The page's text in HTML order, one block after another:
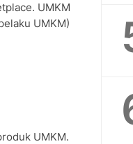
UMKM
UMKM)
UMKM.